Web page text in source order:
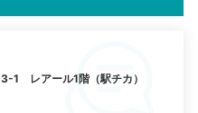
1 レアール1階（駅チカ）